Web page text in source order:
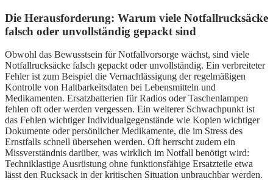
Die Herausforderung: Warum viele Notfallrucksäcke
falsch oder unvollständig gepackt sind
Obwohl das Bewusstsein für Notfallvorsorge wächst, sind viele
Notfallrucksäcke falsch gepackt oder unvollständig. Ein verbreiteter
Fehler ist zum Beispiel die Vernachlässigung der regelmäßigen
Kontrolle von Haltbarkeitsdaten bei Lebensmitteln und
Medikamenten. Ersatzbatterien für Radios oder Taschenlampen
fehlen oft oder werden vergessen. Ein weiterer Schwachpunkt ist
das Fehlen wichtiger Individualgegenstände wie Kopien wichtiger
Dokumente oder persönlicher Medikamente, die im Stress des
Ernstfalls schnell übersehen werden. Oft herrscht zudem ein
Missverständnis darüber, was wirklich im Notfall benötigt wird:
Techniklastige Ausrüstung ohne funktionsfähige Ersatzteile etwa
lässt den Rucksack in der kritischen Situation unbrauchbar werden.